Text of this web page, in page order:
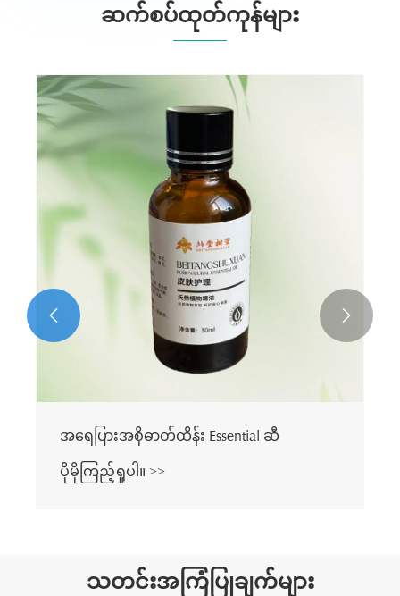
ဆက်စပ်ထုတ်ကုန်များ
အရေပြားအစိုဓာတ်ထိန်း Essential ဆီ
ပိုမိုကြည့်ရှုပါ။ >>
 
သတင်းအကြံပြုချက်များ